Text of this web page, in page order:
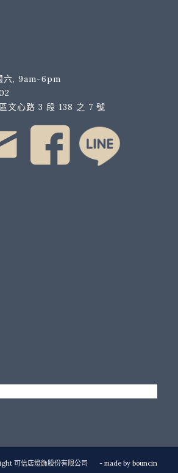
六, 9am-6pm
文心路 3 段 138 之 7 號
可信店燈飾股份有限公司 - made bybouncin